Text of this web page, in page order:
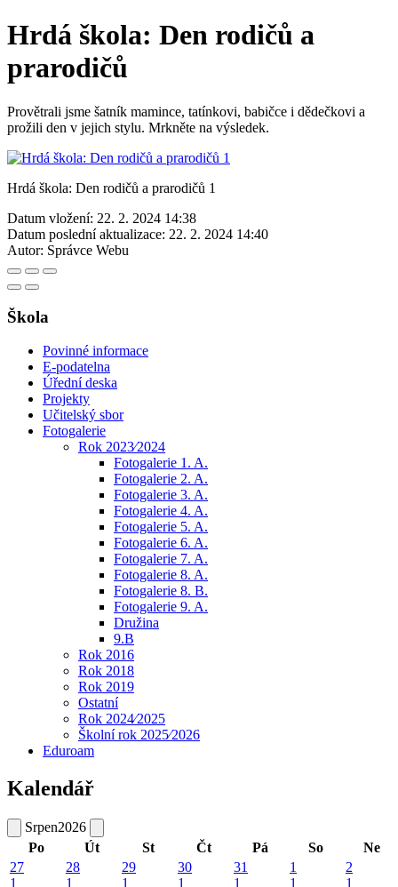
Hrdá škola: Den rodičů a
prarodičů
Provětrali jsme šatník mamince, tatínkovi, babičce i dědečkovi a
prožili den v jejich stylu. Mrkněte na výsledek.
Hrdá škola: Den rodičů a prarodičů 1
Datum vložení: 22. 2. 2024 14:38
Datum poslední aktualizace: 22. 2. 2024 14:40
Autor: Správce Webu
Škola
Povinné informace
E-podatelna
Úřední deska
Projekty
Učitelský sbor
Fotogalerie
Rok 2023⁄2024
Fotogalerie 1. A.
Fotogalerie 2. A.
Fotogalerie 3. A.
Fotogalerie 4. A.
Fotogalerie 5. A.
Fotogalerie 6. A.
Fotogalerie 7. A.
Fotogalerie 8. A.
Fotogalerie 8. B.
Fotogalerie 9. A.
Družina
9.B
Rok 2016
Rok 2018
Rok 2019
Ostatní
Rok 2024⁄2025
Školní rok 2025⁄2026
Eduroam
Kalendář
Srpen2026
Po
Út St Čt Pá So
Ne
27
1
28
1
29
1
30
1
31
1
1
1
2
1